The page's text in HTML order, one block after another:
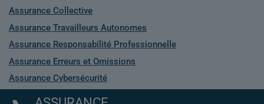
Assurance Collective
Assurance Travailleurs Autonomes
Assurance Responsabilité Professionnelle
Assurance Erreurs et Omissions
Assurance Cybersécurité